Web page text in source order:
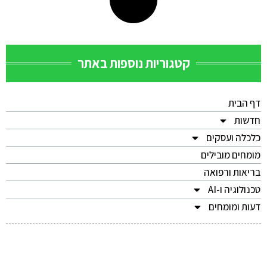
קטגוריות נוספות באתר
דף הבית
חדשות
כלכלה ועסקים
מומחים מובילים
בריאות ורפואה
טכנולוגיה ו-AI
דעות ומומחים